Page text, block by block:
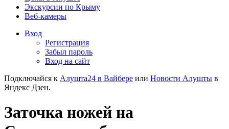
Экскурсии по Крыму
Веб-камеры
Вход
Регистрация
Забыл пароль
Вход на сайт
Подключайся к Алушта24 в Вайбере или Новости Алушты в
Яндекс Дзен.
Заточка ножей на